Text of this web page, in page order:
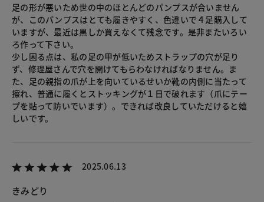
足の形が悪いため世の中のほとんどのパンプスが合いません
が、このパンプスはとても履きやすく、色違いで４足購入して
いますが、最近は黒しか買えなくて残念です。是非またいろい
ろ作って下さい。
少し困る点は、私の足の甲が低いためストラップの穴が足り
ず、修理屋さんで穴を開けてもらわなければなりません。ま
た、足の親指の爪が上を向いているせいか靴の内側に当たって
擦れ、普通に履くとストッキングが１日で破れます（爪にテー
プを貼って防いでいます）。できれば改良していただけると嬉
しいです。
2025.06.13
きみどり